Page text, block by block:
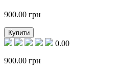
900.00 грн
Купити
0.00
900.00 грн